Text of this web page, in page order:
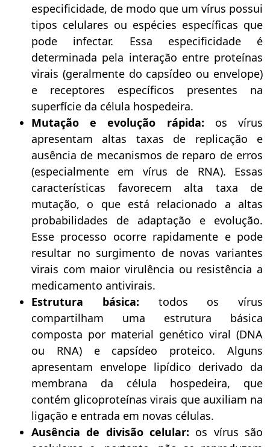
especificidade, de modo que um vírus possui
tipos celulares ou espécies específicas que
pode infectar. Essa especificidade é
determinada pela interação entre proteínas
virais (geralmente do capsídeo ou envelope)
e receptores específicos presentes na
superfície da célula hospedeira.
Mutação e evolução rápida: os vírus
apresentam altas taxas de replicação e
ausência de mecanismos de reparo de erros
(especialmente em vírus de RNA). Essas
características favorecem alta taxa de
mutação, o que está relacionado a altas
probabilidades de adaptação e evolução.
Esse processo ocorre rapidamente e pode
resultar no surgimento de novas variantes
virais com maior virulência ou resistência a
medicamento antivirais.
Estrutura básica: todos os vírus
compartilham uma estrutura básica
composta por material genético viral (DNA
ou RNA) e capsídeo proteico. Alguns
apresentam envelope lipídico derivado da
membrana da célula hospedeira, que
contém glicoproteínas virais que auxiliam na
ligação e entrada em novas células.
Ausência de divisão celular: os vírus são